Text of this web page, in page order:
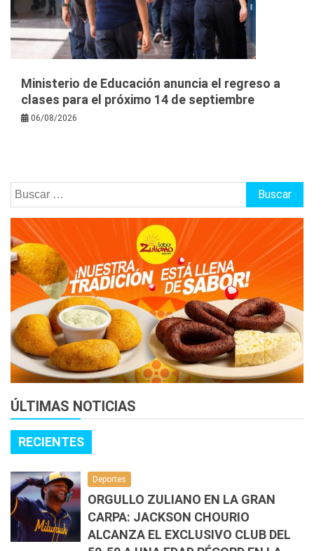
Ministerio de Educación anuncia el regreso a
clases para el próximo 14 de septiembre
06/08/2026
Buscar:
ÚLTIMAS NOTICIAS
RECIENTES
Deportes
ORGULLO ZULIANO EN LA GRAN
CARPA: JACKSON CHOURIO
ALCANZA EL EXCLUSIVO CLUB DEL